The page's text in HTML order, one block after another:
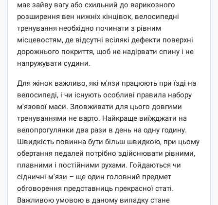
має зайву вагу або схильний до варикозного
розширення вен нижніх кінцівок, велосипедні
тренування необхідно починати з рівним
місцевостям, де відсутні всілякі дефекти поверхні
дорожнього покриття, щоб не надірвати спину і не
напружувати судини.
Для жінок важливо, які м'язи працюють при їзді на
велосипеді, і чи існують особливі правила набору
м'язової маси. Зловживати для цього довгими
тренуваннями не варто. Найкраще виїжджати на
велопрогулянки два рази в день на одну годину.
Швидкість повинна бути більш швидкою, при цьому
обертання педалей потрібно здійснювати рівними,
плавними і постійними рухами. Гойдаються чи
сідничні м'язи – ще один головний предмет
обговорення представниць прекрасної статі.
Важливою умовою в даному випадку стане